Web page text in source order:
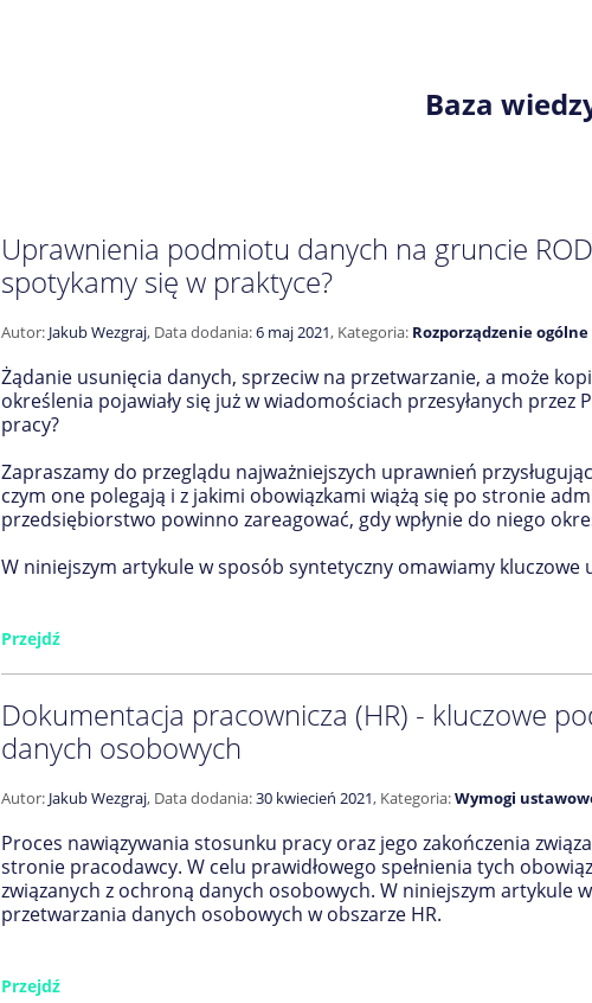
Baza
Uprawnienia podmiotu danych na gruncie
spotykamy się w praktyce?
Autor: Jakub Wezgraj, Data dodania:6 maj 2021, Kategoria: Rozporządzenie
Żądanie usunięcia danych, sprzeciw na przetwarzanie, a może
określenia pojawiały się już w wiadomościach przesyłanych
pracy?
Zapraszamy do przeglądu najważniejszych uprawnień
czym one polegają i z jakimi obowiązkami wiążą się po stronie
przedsiębiorstwo powinno zareagować, gdy wpłynie do niego
W niniejszym artykule w sposób syntetyczny omawiamy kluczowe
Przejdź
Dokumentacja pracownicza (HR) - kluczowe
danych osobowych
Autor: Jakub Wezgraj, Data dodania:30 kwiecień 2021, Kategoria:Wymogi
Proces nawiązywania stosunku pracy oraz jego zakończenia
stronie pracodawcy. W celu prawidłowego spełnienia tych
związanych z ochroną danych osobowych. W niniejszym artykule
przetwarzania danych osobowych w obszarze HR.
Przejdź